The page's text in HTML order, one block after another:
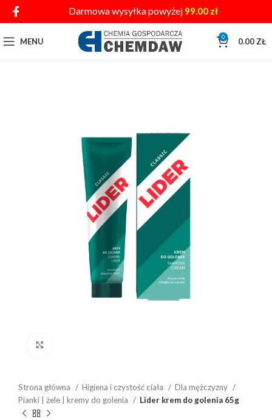
Darmowa wysyłka powyżej 99.00 zł
MENU 0 0.00 ZŁ
Strona główna Higiena i czystość ciała
Dla mężczyzny
Pianki | żele | kremy do golenia
Lider krem do golenia 65g